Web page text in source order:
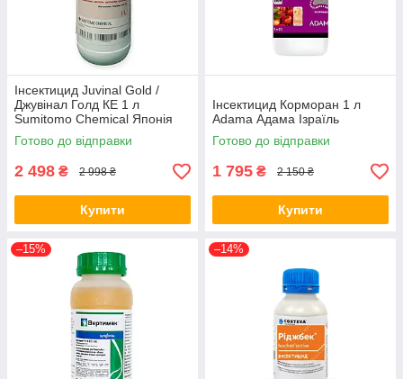
Інсектицид Juvinal Gold /
Джувінал Голд КЕ 1 л
Sumitomo Chemical Японія
Готово до відправки
2 498 ₴ 2 998 ₴
Купити
Інсектицид Корморан 1 л
Аdama Адама Ізраїль
Готово до відправки
1 795 ₴ 2 150 ₴
Купити
–15% –14%